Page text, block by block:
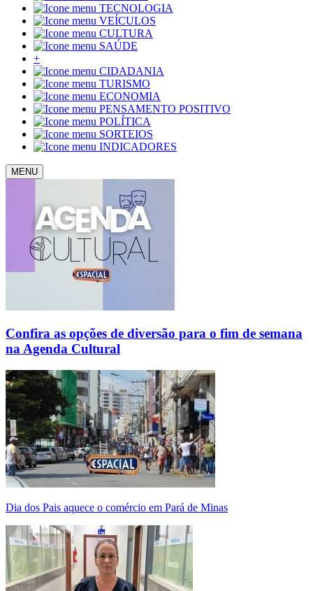
TECNOLOGIA
VEÍCULOS
CULTURA
SAÚDE
+
CIDADANIA
TURISMO
ECONOMIA
PENSAMENTO POSITIVO
POLÍTICA
SORTEIOS
INDICADORES
MENU
Confira as opções de diversão para o fim de semana
na Agenda Cultural
Dia dos Pais aquece o comércio em Pará de Minas